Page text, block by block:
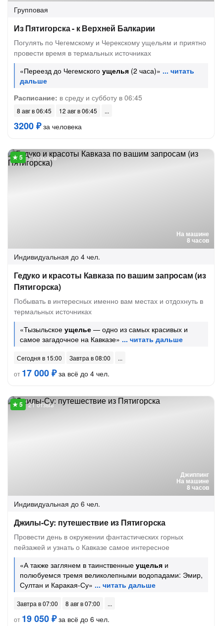
Групповая
Из Пятигорска - к Верхней Балкарии
Погулять по Чегемскому и Черекскому ущельям и приятно
провести время в термальных источниках
«Переезд до Чегемского ущелья (2 часа)»
Расписание: в среду и субботу в 06:45
8 авг в 06:45 12 авг в 06:45
3200 ₽за человека
На машине
8 часов
7 отзывов
Индивидуальная до 4 чел.
Гедуко и красоты Кавказа по вашим запросам (из
Пятигорска)
Побывать в интересных именно вам местах и отдохнуть в
термальных источниках
«Тызыльское ущелье — одно из самых красивых и
самое загадочное на Кавказе»
Сегодня в 15:00
Завтра в 08:00
от 17 000 ₽за всё до 4 чел.
Джиппинг
На машине
8 часов
21 отзыв
Индивидуальная до 6 чел.
Джилы-Су: путешествие из Пятигорска
Провести день в окружении фантастических горных
пейзажей и узнать о Кавказе самое интересное
«А также заглянем в таинственные ущелья и
полюбуемся тремя великолепными водопадами: Эмир,
Султан и Каракая-Су»
Завтра в 07:00
8 авг в 07:00
от 19 050 ₽за всё до 6 чел.